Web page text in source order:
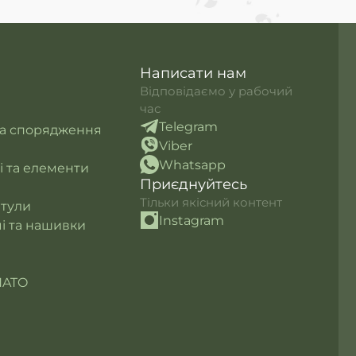
спорядження
та елементи
та нашивки
Написати нам
Відповідаємо у рабочий
час
Telegram
Viber
Whatsapp
Приєднуйтесь
Тільки якісний контент
Instagram